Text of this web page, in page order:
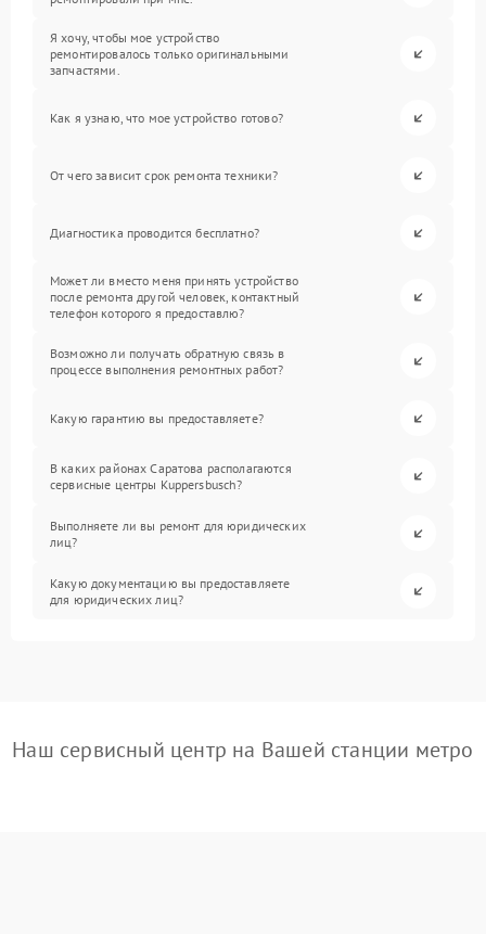
Я хочу, чтобы мое устройство
ремонтировалось только оригинальными
запчастями.
Как я узнаю, что мое устройство готово?
От чего зависит срок ремонта техники?
Диагностика проводится бесплатно?
Может ли вместо меня принять устройство
после ремонта другой человек, контактный
телефон которого я предоставлю?
Возможно ли получать обратную связь в
процессе выполнения ремонтных работ?
Какую гарантию вы предоставляете?
В каких районах Саратова располагаются
сервисные центры Kuppersbusch?
Выполняете ли вы ремонт для юридических
лиц?
Какую документацию вы предоставляете
для юридических лиц?
Наш сервисный центр на Вашей станции метро